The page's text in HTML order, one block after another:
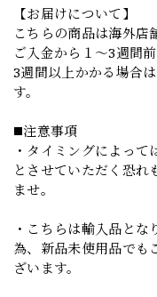
【お届けについて】
こちらの商品は海外店
ご入金から１～3週間
3週間以上かかる場合
す。
◼️注意事項
・タイミングによっ
とさせていただく恐れ
ませ。
・こちらは輸入品とな
為、新品未使用品でも
ざいます。